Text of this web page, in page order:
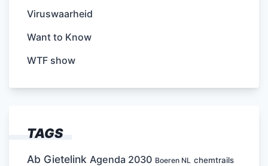
Viruswaarheid
Want to Know
WTF show
TAGS
Ab Gietelink Agenda 2030 Boeren NL chemtrails